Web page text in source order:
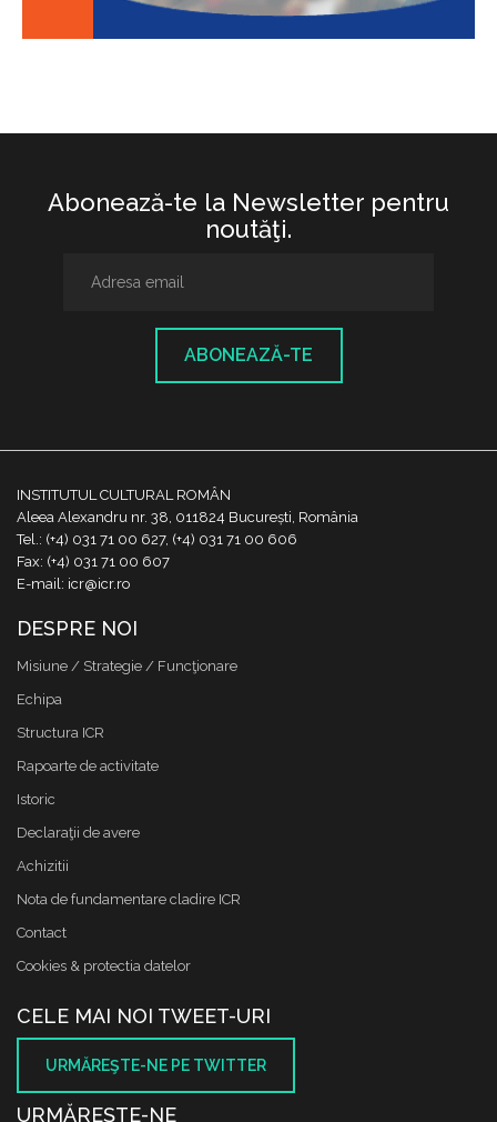
Abonează-te la Newsletter pentru
noutăţi.
ABONEAZĂ-TE
INSTITUTUL CULTURAL ROMÂN
Aleea Alexandru nr. 38, 011824 București, România
Tel.: (+4) 031 71 00 627, (+4) 031 71 00 606
Fax: (+4) 031 71 00 607
E-mail: icr@icr.ro
DESPRE NOI
Misiune / Strategie / Funcţionare
Echipa
Structura ICR
Rapoarte de activitate
Istoric
Declaraţii de avere
Achizitii
Nota de fundamentare cladire ICR
Contact
Cookies & protectia datelor
CELE MAI NOI TWEET-URI
URMĂREŞTE-NE PE TWITTER
URMĂREŞTE-NE